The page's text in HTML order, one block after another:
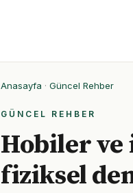
Anasayfa · Güncel Rehber
GÜNCEL REHBER
Hobiler ve
fiziksel